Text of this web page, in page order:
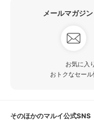
メールマガジ
お気に入
おトクなセー
そのほかのマルイ公式SNS